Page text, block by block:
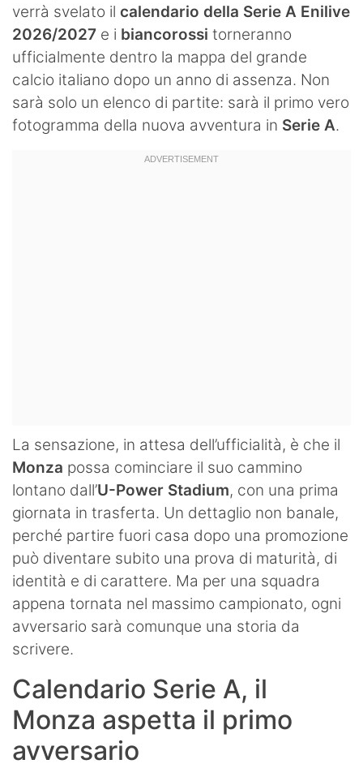
verrà svelato il calendario della Serie A Enilive
2026/2027 e i biancorossi torneranno
ufficialmente dentro la mappa del grande
calcio italiano dopo un anno di assenza. Non
sarà solo un elenco di partite: sarà il primo vero
fotogramma della nuova avventura in Serie A.
La sensazione, in attesa dell’ufficialità, è che il
Monza possa cominciare il suo cammino
lontano dall’U-Power Stadium, con una prima
giornata in trasferta. Un dettaglio non banale,
perché partire fuori casa dopo una promozione
può diventare subito una prova di maturità, di
identità e di carattere. Ma per una squadra
appena tornata nel massimo campionato, ogni
avversario sarà comunque una storia da
scrivere.
Calendario Serie A, il
Monza aspetta il primo
avversario